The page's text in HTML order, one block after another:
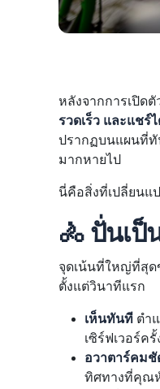
หลังจากการเปิด
รวดเร็ว และแชร์
ปรากฏบนแผนที่ทั
มากหายไป
นี่คือสิ่งที่เปลี่ยนแ
🚴 ปั่นเ
จุดเน้นที่ใหญ่ที่สุด
ตั้งแต่วินาทีแรก
เห็นทันทีตำ
เซิร์ฟเวอร์ค
อวาตาร์คมชั
ทิศทางที่คุณ